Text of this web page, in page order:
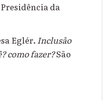
da
Eglér. Inclusão
como fazer?São